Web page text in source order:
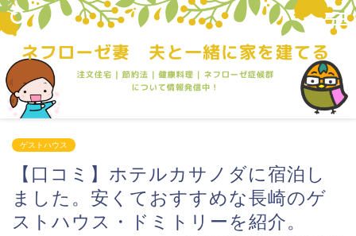
ゲストハウス
【口コミ】ホテルカサノダに宿泊し
ました。安くておすすめな長崎のゲ
ストハウス・ドミトリーを紹介。